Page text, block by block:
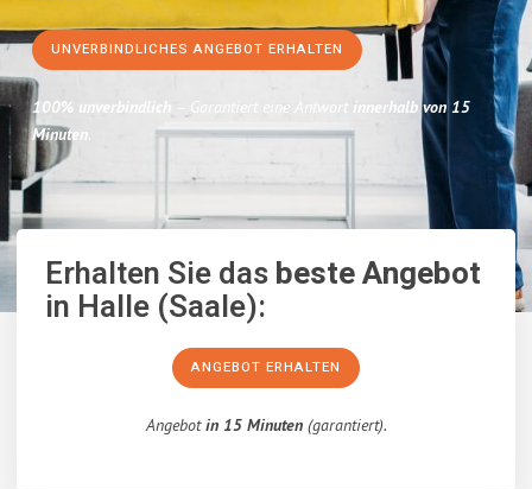
UNVERBINDLICHES ANGEBOT ERHALTEN
100% unverbindlich – Garantiert eine Antwort innerhalb von 15
Minuten.
Erhalten Sie dasbeste Angebot
in Halle (Saale):
ANGEBOT ERHALTEN
Angebotin 15 Minuten(garantiert).